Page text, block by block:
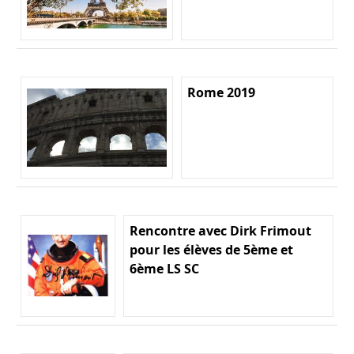
Rome 2019
Rencontre avec Dirk Frimout
pour les élèves de 5ème et
6ème LS SC